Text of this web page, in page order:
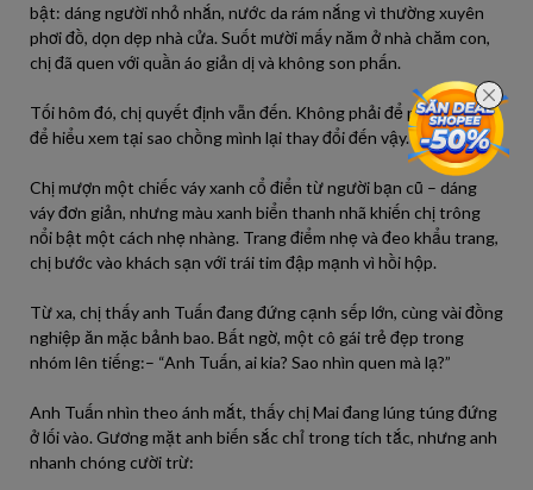
bật: dáng người nhỏ nhắn, nước da rám nắng vì thường xuyên
phơi đồ, dọn dẹp nhà cửa. Suốt mười mấy năm ở nhà chăm con,
chị đã quen với quần áo giản dị và không son phấn.
Tối hôm đó, chị quyết định vẫn đến. Không phải để phá rối, mà
để hiểu xem tại sao chồng mình lại thay đổi đến vậy.
Chị mượn một chiếc váy xanh cổ điển từ người bạn cũ – dáng
váy đơn giản, nhưng màu xanh biển thanh nhã khiến chị trông
nổi bật một cách nhẹ nhàng. Trang điểm nhẹ và đeo khẩu trang,
chị bước vào khách sạn với trái tim đập mạnh vì hồi hộp.
Từ xa, chị thấy anh Tuấn đang đứng cạnh sếp lớn, cùng vài đồng
nghiệp ăn mặc bảnh bao. Bất ngờ, một cô gái trẻ đẹp trong
nhóm lên tiếng:– “Anh Tuấn, ai kia? Sao nhìn quen mà lạ?”
Anh Tuấn nhìn theo ánh mắt, thấy chị Mai đang lúng túng đứng
ở lối vào. Gương mặt anh biến sắc chỉ trong tích tắc, nhưng anh
nhanh chóng cười trừ: